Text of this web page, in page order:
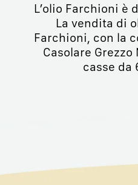
L’olio Farchioni
La vendita di
Farchioni, con la
Casolare
casse da